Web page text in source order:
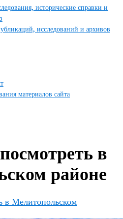
исторические справки и
исследований и архивов
материалов сайта
в
районе
в Мелитопольском